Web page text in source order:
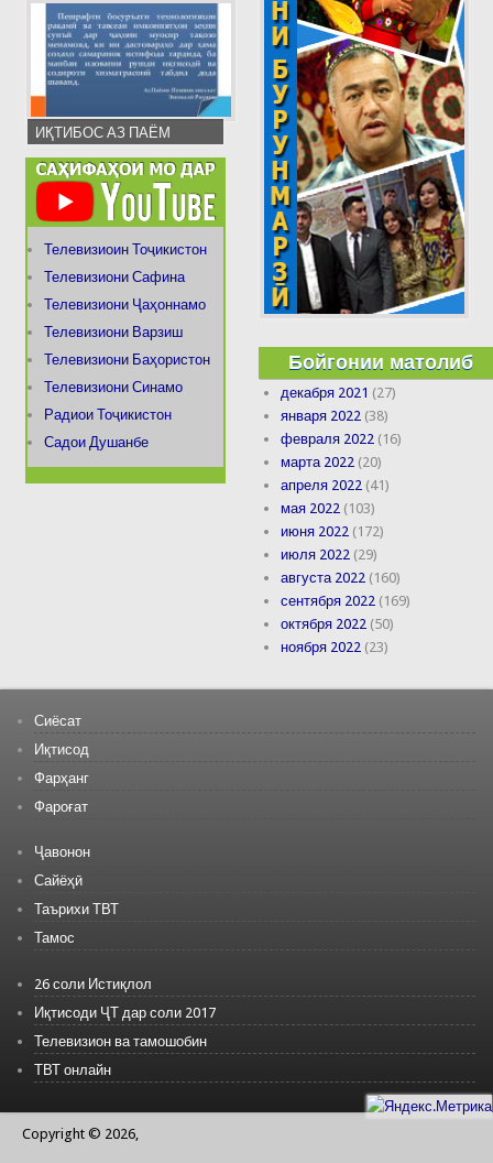
ИҚТИБОС АЗ ПАЁМ
Телевизиоин Тоҷикистон
Телевизиони Сафина
Телевизиони Ҷаҳоннамо
Телевизиони Варзиш
Телевизиони Баҳористон
Телевизиони Синамо
Радиои Тоҷикистон
Садои Душанбе
Бойгонии матолиб
декабря 2021 (27)
января 2022 (38)
февраля 2022 (16)
марта 2022 (20)
апреля 2022 (41)
мая 2022 (103)
июня 2022 (172)
июля 2022 (29)
августа 2022 (160)
сентября 2022 (169)
октября 2022 (50)
ноября 2022 (23)
Сиёсат
Иқтисод
Фарҳанг
Фароғат
Ҷавонон
Сайёҳӣ
Таърихи ТВТ
Тамос
26 соли Истиқлол
Иқтисоди ҶТ дар соли 2017
Телевизион ва тамошобин
ТВТ онлайн
Copyright © 2026,